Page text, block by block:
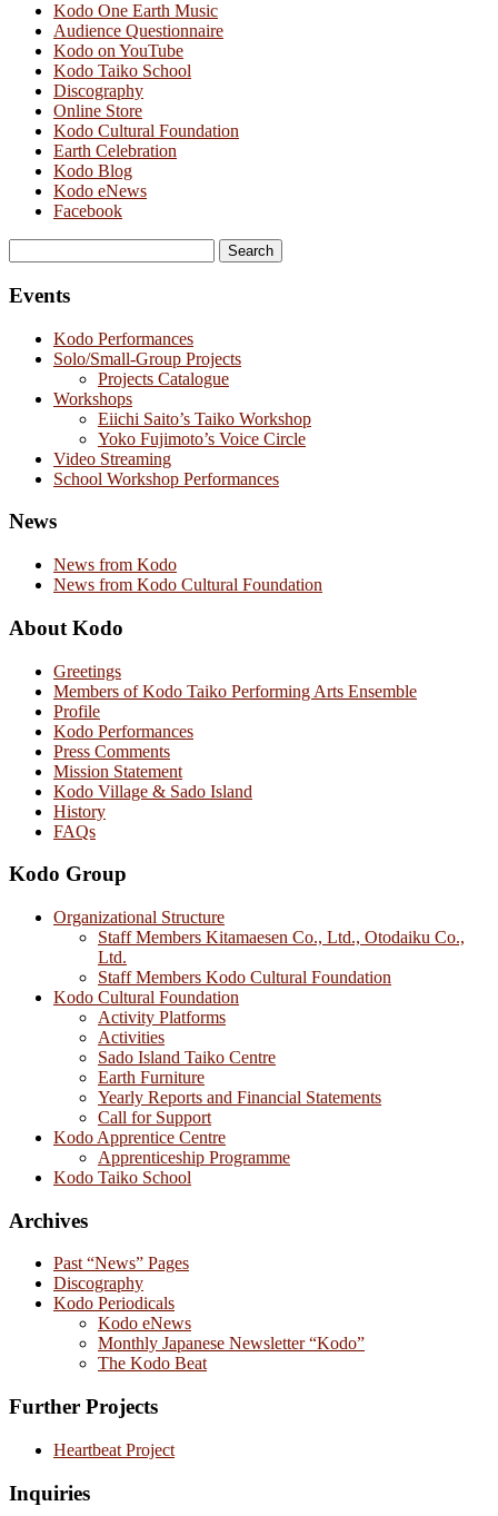
Kodo One Earth Music
Audience Questionnaire
Kodo on YouTube
Kodo Taiko School
Discography
Online Store
Kodo Cultural Foundation
Earth Celebration
Kodo Blog
Kodo eNews
Facebook
for:
Events
Kodo Performances
Solo/Small-Group Projects
Projects Catalogue
Workshops
Eiichi Saito’s Taiko Workshop
Yoko Fujimoto’s Voice Circle
Video Streaming
School Workshop Performances
News
News from Kodo
News from Kodo Cultural Foundation
About Kodo
Greetings
Members of Kodo Taiko Performing Arts Ensemble
Profile
Kodo Performances
Press Comments
Mission Statement
Kodo Village & Sado Island
History
FAQs
Kodo Group
Organizational Structure
Staff Members Kitamaesen Co., Ltd., Otodaiku Co.,
Ltd.
Staff Members Kodo Cultural Foundation
Kodo Cultural Foundation
Activity Platforms
Activities
Sado Island Taiko Centre
Earth Furniture
Yearly Reports and Financial Statements
Call for Support
Kodo Apprentice Centre
Apprenticeship Programme
Kodo Taiko School
Archives
Past “News” Pages
Discography
Kodo Periodicals
Kodo eNews
Monthly Japanese Newsletter “Kodo”
The Kodo Beat
Further Projects
Heartbeat Project
Inquiries